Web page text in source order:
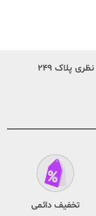
تخفیف دائمی